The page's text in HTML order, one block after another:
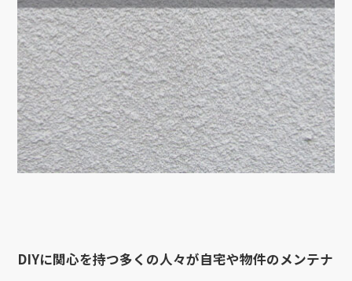
DIYに関心を持つ多くの人々が自宅や物件のメンテナ